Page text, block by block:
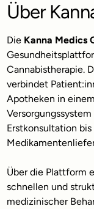
Über
Die Kanna Medics
Cannabistherapie.
verbindet
Apotheken in
Erstkonsultation bis
Über die Plattform
schnellen und
medizinischer